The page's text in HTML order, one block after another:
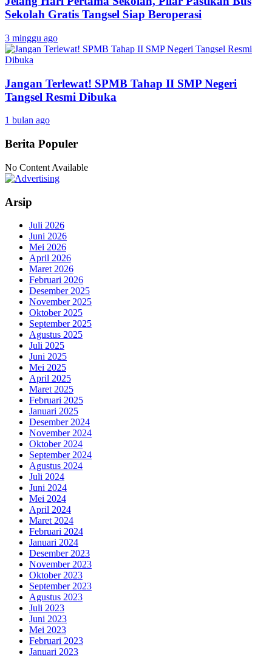
Sekolah Gratis Tangsel Siap Beroperasi
3 minggu ago
Jangan Terlewat! SPMB Tahap II SMP Negeri
Tangsel Resmi Dibuka
1 bulan ago
Berita Populer
No Content Available
Arsip
Juli 2026
Juni 2026
Mei 2026
April 2026
Maret 2026
Februari 2026
Desember 2025
November 2025
Oktober 2025
September 2025
Agustus 2025
Juli 2025
Juni 2025
Mei 2025
April 2025
Maret 2025
Februari 2025
Januari 2025
Desember 2024
November 2024
Oktober 2024
September 2024
Agustus 2024
Juli 2024
Juni 2024
Mei 2024
April 2024
Maret 2024
Februari 2024
Januari 2024
Desember 2023
November 2023
Oktober 2023
September 2023
Agustus 2023
Juli 2023
Juni 2023
Mei 2023
Februari 2023
Januari 2023